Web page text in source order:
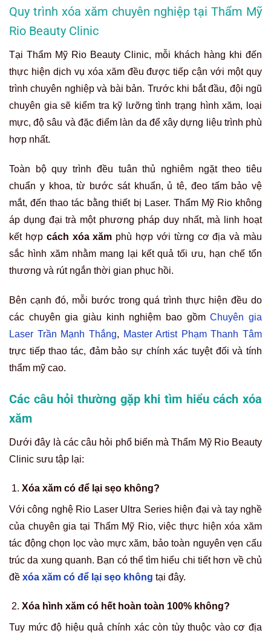
Quy trình xóa xăm chuyên nghiệp tại Thẩm Mỹ
Rio Beauty Clinic
Tại Thẩm Mỹ Rio Beauty Clinic, mỗi khách hàng khi đến
thực hiện dịch vụ xóa xăm đều được tiếp cận với một quy
trình chuyên nghiệp và bài bản. Trước khi bắt đầu, đội ngũ
chuyên gia sẽ kiểm tra kỹ lưỡng tình trạng hình xăm, loại
mực, độ sâu và đặc điểm làn da để xây dựng liệu trình phù
hợp nhất.
Toàn bộ quy trình đều tuân thủ nghiêm ngặt theo tiêu
chuẩn y khoa, từ bước sát khuẩn, ủ tê, đeo tấm bảo vệ
mắt, đến thao tác bằng thiết bị Laser. Thẩm Mỹ Rio không
áp dụng đại trà một phương pháp duy nhất, mà linh hoạt
kết hợp cách xóa xăm phù hợp với từng cơ địa và màu
sắc hình xăm nhằm mang lại kết quả tối ưu, hạn chế tổn
thương và rút ngắn thời gian phục hồi.
Bên cạnh đó, mỗi bước trong quá trình thực hiện đều do
các chuyên gia giàu kinh nghiệm bao gồmChuyên gia
Laser Trần Mạnh Thắng, Master Artist Phạm Thanh Tâm
trực tiếp thao tác, đảm bảo sự chính xác tuyệt đối và tính
thẩm mỹ cao.
Các câu hỏi thường gặp khi tìm hiểu cách xóa
xăm
Dưới đây là các câu hỏi phổ biến mà Thẩm Mỹ Rio Beauty
Clinic sưu tập lại:
Xóa xăm có để lại sẹo không?
Với công nghệ Rio Laser Ultra Series hiện đại và tay nghề
của chuyên gia tại Thẩm Mỹ Rio, việc thực hiện xóa xăm
tác động chọn lọc vào mực xăm, bảo toàn nguyên vẹn cấu
trúc da xung quanh. Bạn có thể tìm hiểu chi tiết hơn về chủ
đề xóa xăm có để lại sẹo không tại đây.
Xóa hình xăm có hết hoàn toàn 100% không?
Tuy mức độ hiệu quả chính xác còn tùy thuộc vào cơ địa